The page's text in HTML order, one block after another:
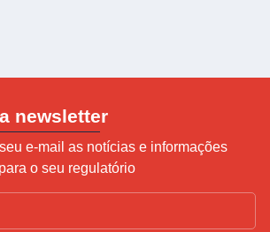
newsletter
e-mail as notícias e informações
o seu regulatório